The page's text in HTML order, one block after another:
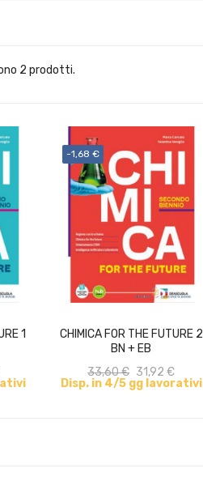
2 prodotti.
1
-1,68 €
CHIMICA FOR THE FUTURE 2
BN + EB
33,60 € 31,92 €
Disp. in 4/5 gg lavorativi
ACQUISTA